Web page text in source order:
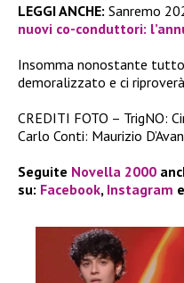
LEGGI ANCHE: Sanremo
nuovi co-conduttori:
Insomma nonostante tutto,
demoralizzato e ci
CREDITI FOTO – TrigNO:
Carlo Conti: Maurizio
Seguite Novella 2000
su: Facebook, Instagram e